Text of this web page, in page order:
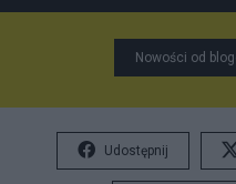
Nowości od
Udostępnij